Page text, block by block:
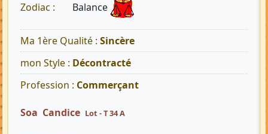
Zodiac : Balance
Ma 1ère Qualité : Sincère
mon Style : Décontracté
Profession : Commerçant
Soa Candice Lot - T 34 A